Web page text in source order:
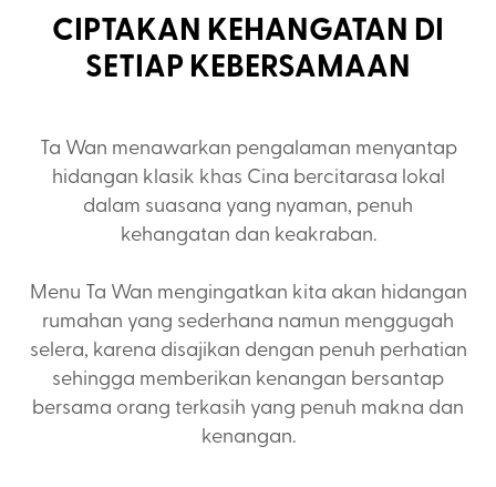
CIPTAKAN KEHANGATAN DI
SETIAP KEBERSAMAAN
Ta Wan menawarkan pengalaman menyantap
hidangan klasik khas Cina bercitarasa lokal
dalam suasana yang nyaman, penuh
kehangatan dan keakraban.
Menu Ta Wan mengingatkan kita akan hidangan
rumahan yang sederhana namun menggugah
selera, karena disajikan dengan penuh perhatian
sehingga memberikan kenangan bersantap
bersama orang terkasih yang penuh makna dan
kenangan.